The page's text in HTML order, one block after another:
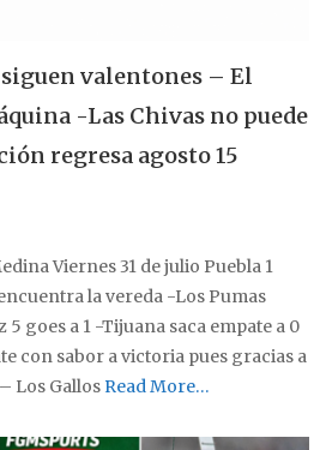
valentones – El
-Las Chivas no puede
regresa agosto 15
Viernes 31 de julio Puebla 1
la vereda -Los Pumas
5 goes a 1 -Tijuana saca empate a 0
con sabor a victoria pues gracias a
Los GallosRead More…